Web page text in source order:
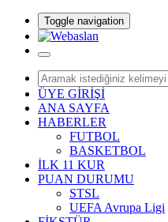
Toggle navigation
ÜYE GİRİŞİ
ANA SAYFA
HABERLER
FUTBOL
BASKETBOL
İLK 11 KUR
PUAN DURUMU
STSL
UEFA Avrupa Ligi